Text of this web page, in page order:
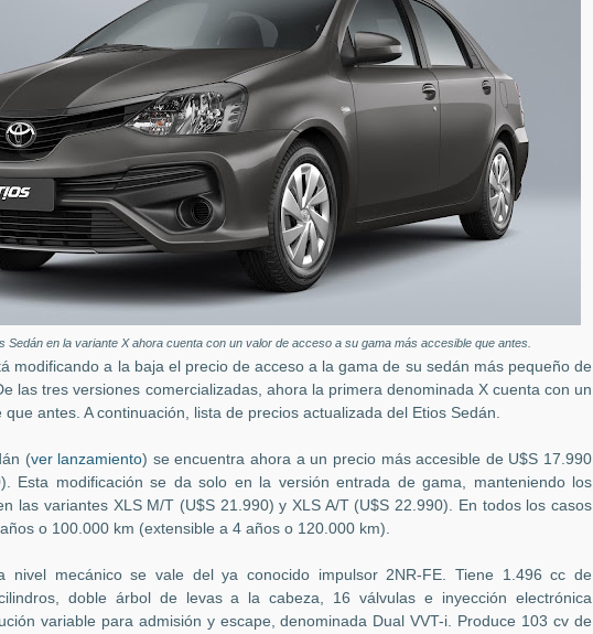
Sedán en la variante X ahora cuenta con un valor de acceso a su gama más accesible que antes.
modificando a la baja el precio de acceso a la gama de su sedán más pequeño de
las tres versiones comercializadas, ahora la primera denominada X cuenta con un
antes. A continuación, lista de precios actualizada del Etios Sedán.
(ver lanzamiento) se encuentra ahora a un precio más accesible de U$S 17.990
Esta modificación se da solo en la versión entrada de gama, manteniendo los
las variantes XLS M/T (U$S 21.990) y XLS A/T (U$S 22.990). En todos los casos
o 100.000 km (extensible a 4 años o 120.000 km).
nivel mecánico se vale del ya conocido impulsor 2NR-FE. Tiene 1.496 cc de
doble árbol de levas a la cabeza, 16 válvulas e inyección electrónica
variable para admisión y escape, denominada Dual VVT-i. Produce 103 cv de